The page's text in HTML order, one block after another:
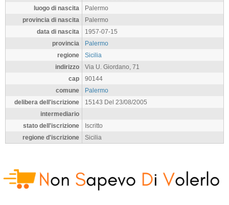
luogo di nascita
Palermo
provincia di nascita
Palermo
data di nascita
1957-07-15
provincia
Palermo
regione
Sicilia
indirizzo
Via U. Giordano, 71
cap
90144
comune
Palermo
delibera dell'iscrizione
15143 Del 23/08/2005
intermediario
stato dell'iscrizione
Iscritto
regione d'iscrizione
Sicilia